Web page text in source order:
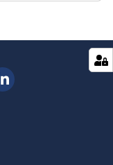
Linkedin